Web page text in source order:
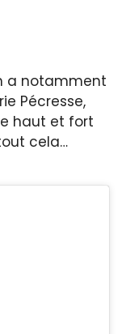
a notamment
Pécresse,
haut et fort
cela…